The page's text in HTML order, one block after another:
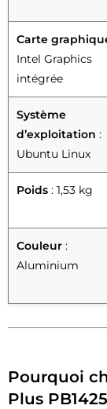
Carte
Intel Graphics
intégrée
Système
d’exploitation :
Ubuntu Linux
Poids : 1,53 kg
Couleur :
Aluminium
Pourquoi
Plus